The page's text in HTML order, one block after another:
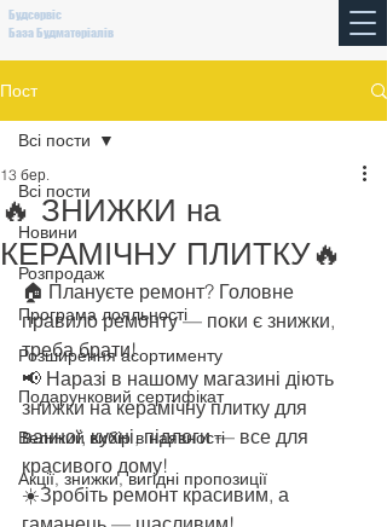
Будсервіс
База Будматеріалів
Пост
Всі пости
Новини
Розпродаж
Програма лояльності
Розширення асортименту
Подарунковий сертифікат
Великий вибір в наявності
Акції, знижки, вигідні пропозиції
Всі пости
🔥 ЗНИЖКИ на
КЕРАМІЧНУ ПЛИТКУ🔥
13 бер.
🏠 Плануєте ремонт? Головне
правило ремонту — поки є знижки,
треба брати!
📢 Наразі в нашому магазині діють
знижки на керамічну плитку для
ванної, кухні, підлоги — все для
красивого дому!
☀️Зробіть ремонт красивим, а